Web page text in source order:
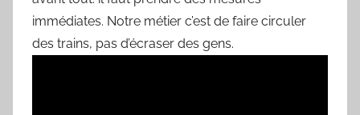
immédiates. Notre métier c’est de faire circuler
des trains, pas d’écraser des gens.